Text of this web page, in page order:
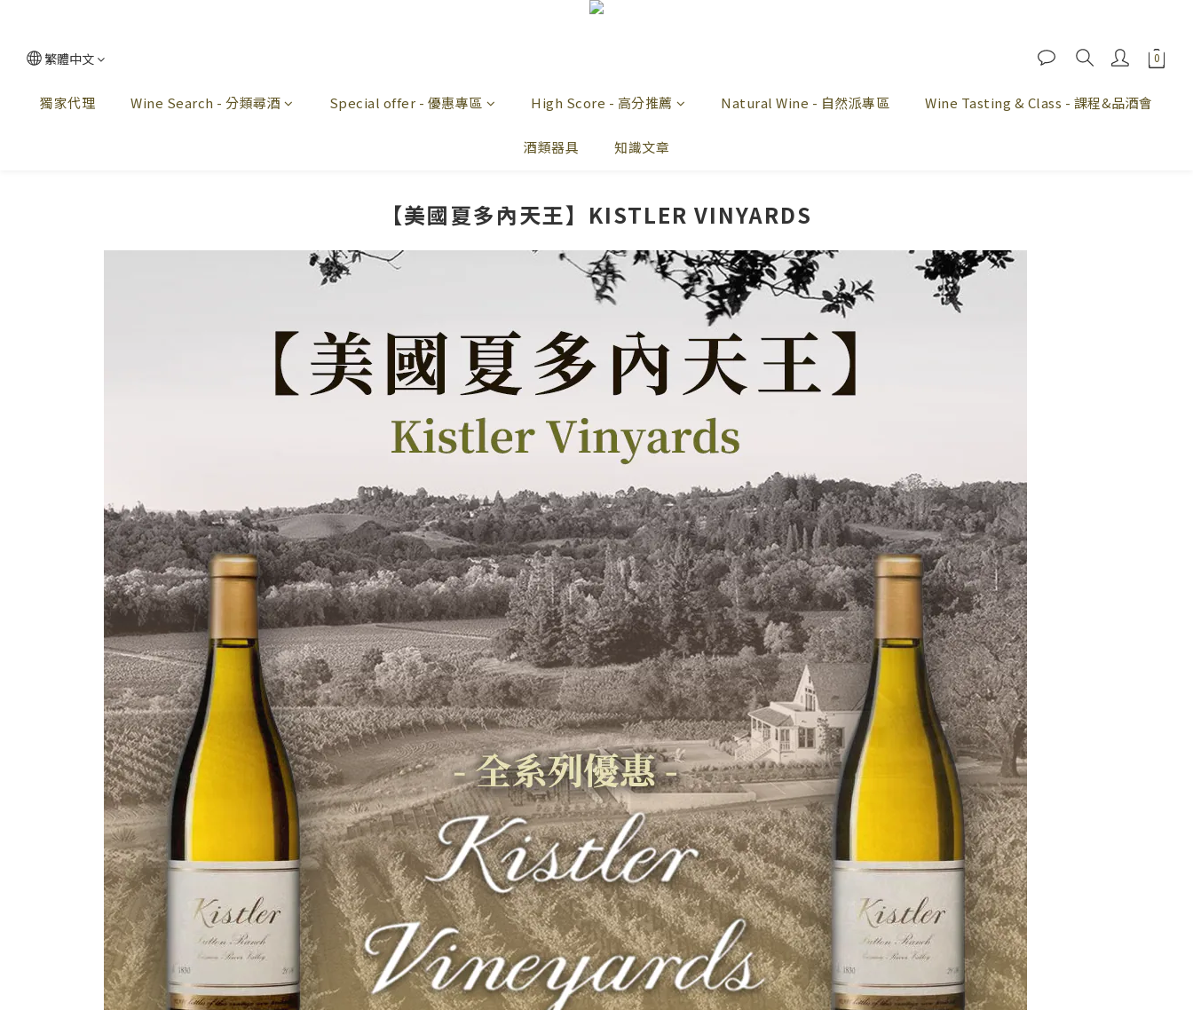
繁體中文
獨家代理 Wine Search - 分類尋酒 Special offer - 優惠專區 High Score - 高分推薦 Natural Wine - 自然派專區 Wine Tasting & Class - 課程&品酒會
酒類器具 知識文章
【美國夏多內天王】KISTLER VINYARDS